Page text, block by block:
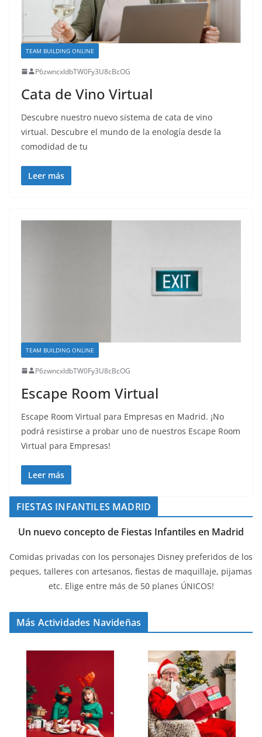
TEAM BUILDING ONLINE
P6zwncxIdbTW0Fy3U8cBcOG
Cata de Vino Virtual
Descubre nuestro nuevo sistema de cata de vino
virtual. Descubre el mundo de la enología desde la
comodidad de tu
Leer más
TEAM BUILDING ONLINE
P6zwncxIdbTW0Fy3U8cBcOG
Escape Room Virtual
Escape Room Virtual para Empresas en Madrid. ¡No
podrá resistirse a probar uno de nuestros Escape Room
Virtual para Empresas!
Leer más
FIESTAS INFANTILES MADRID
Un nuevo concepto de Fiestas Infantiles en Madrid
Comidas privadas con los personajes Disney preferidos de los
peques, talleres con artesanos, fiestas de maquillaje, pijamas
etc. Elige entre más de 50 planes ÚNICOS!
Más Actividades Navideñas